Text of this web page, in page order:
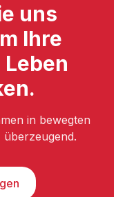
uns
Ihre
in bewegten